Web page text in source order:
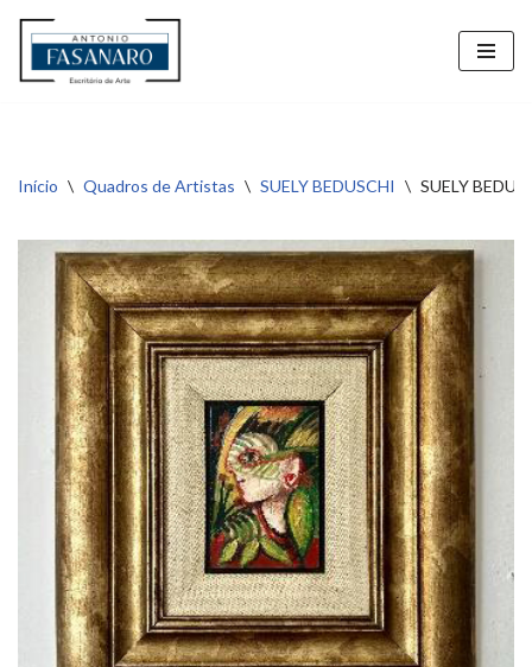
Pular
Início \ Quadros de Artistas \ SUELY BEDUSCHI \ SUELY